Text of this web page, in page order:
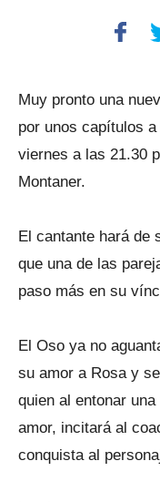
Muy pronto una
por unos capítulos
viernes a las 21.30
Montaner.
El cantante hará de
que una de las
paso más en su
El Oso ya no
su amor a Rosa y
quien al entonar
amor, incitará al
conquista al